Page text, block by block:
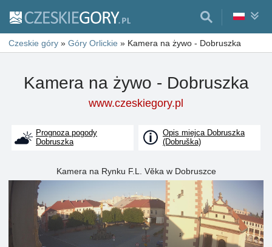
Czeskie góry » Góry Orlickie » Kamera na żywo - Dobruszka
Kamera na żywo - Dobruszka
www.czeskiegory.pl
Prognoza pogody
Dobruszka
Opis miejca Dobruszka
(Dobruška)
Kamera na Rynku F.L. Věka w Dobruszce